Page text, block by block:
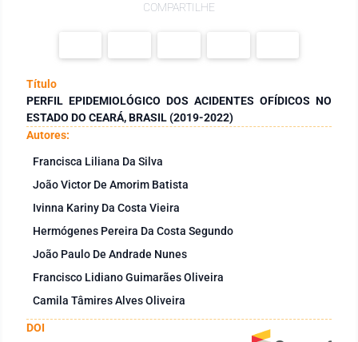
COMPARTILHE
Título
PERFIL EPIDEMIOLÓGICO DOS ACIDENTES OFÍDICOS NO
ESTADO DO CEARÁ, BRASIL (2019-2022)
Autores:
Francisca Liliana Da Silva
João Victor De Amorim Batista
Ivinna Kariny Da Costa Vieira
Hermógenes Pereira Da Costa Segundo
João Paulo De Andrade Nunes
Francisco Lidiano Guimarães Oliveira
Camila Tâmires Alves Oliveira
DOI